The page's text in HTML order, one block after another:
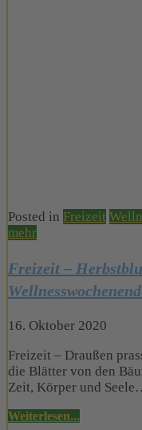
Posted in Freizeit
mehr
Freizeit –
16. Oktober 2020
Freizeit – Draußen
die Blätter von den
Zeit, Körper und
Weiterlesen...